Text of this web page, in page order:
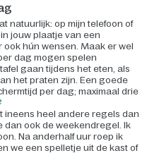
natuurlijk: op mijn telefoon of
jouw plaatje van een
hún wensen. Maak er wel
dag mogen spelen
gaan tijdens het eten, als
het praten zijn. Een goede
per dag; maximaal drie
ineens heel andere regels dan
dan ook de weekendregel. Ik
Na anderhalf uur roep ik
we een spelletje uit de kast of